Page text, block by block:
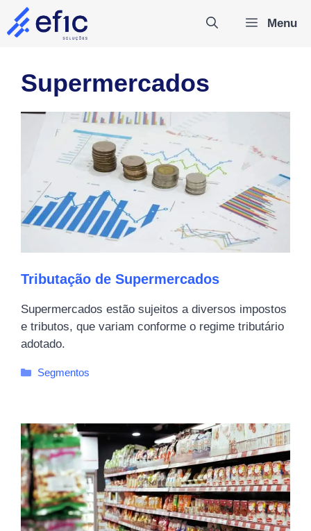
Pular
para
Menu
Supermercados
Tributação de Supermercados
Supermercados estão sujeitos a diversos impostos
e tributos, que variam conforme o regime tributário
adotado.
Categorias
Segmentos